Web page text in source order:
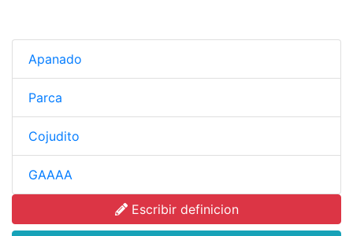
Apanado
Parca
Cojudito
GAAAA
Escribir definicion